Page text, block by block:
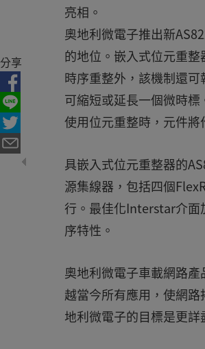
亮相。
奧地利微電子推出新
的地位。嵌入式位元重
時序重整外，該機制還
可縮短或延長一個微時
使用位元重整時，元件
具嵌入式位元重整器的
源集線器，包括四個
行。最佳化Interstar介面
序特性。
奧地利微電子車載網路
越當今所有應用，使網
地利微電子的目標是更
分享